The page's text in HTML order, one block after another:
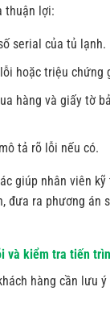
thuận lợi:
serial của tủ lạnh.
hoặc triệu chứng
hàng và giấy tờ
tả rõ lỗi nếu có.
giúp nhân viên
đưa ra phương án
và kiểm tra tiến
hàng cần lưu